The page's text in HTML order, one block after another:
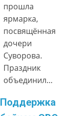
прошла
ярмарка,
посвящённая
дочери
Суворова.
Праздник
объединил…
Поддержка